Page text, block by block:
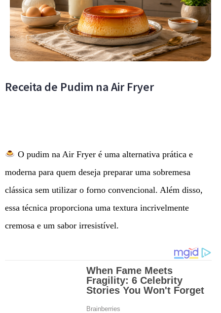
Receita de Pudim na Air Fryer
O pudim na Air Fryer é uma alternativa prática e
moderna para quem deseja preparar uma sobremesa
clássica sem utilizar o forno convencional. Além disso,
essa técnica proporciona uma textura incrivelmente
cremosa e um sabor irresistível.